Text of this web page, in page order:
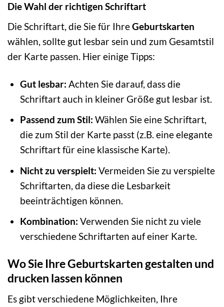
Die Wahl der richtigen Schriftart
Die Schriftart, die Sie für IhreGeburtskarten
wählen, sollte gut lesbar sein und zum Gesamtstil
der Karte passen. Hier einige Tipps:
Gut lesbar: Achten Sie darauf, dass die
Schriftart auch in kleiner Größe gut lesbar ist.
Passend zum Stil: Wählen Sie eine Schriftart,
die zum Stil der Karte passt (z.B. eine elegante
Schriftart für eine klassische Karte).
Nicht zu verspielt: Vermeiden Sie zu verspielte
Schriftarten, da diese die Lesbarkeit
beeinträchtigen können.
Kombination: Verwenden Sie nicht zu viele
verschiedene Schriftarten auf einer Karte.
Wo Sie Ihre Geburtskarten gestalten und
drucken lassen können
Es gibt verschiedene Möglichkeiten, Ihre